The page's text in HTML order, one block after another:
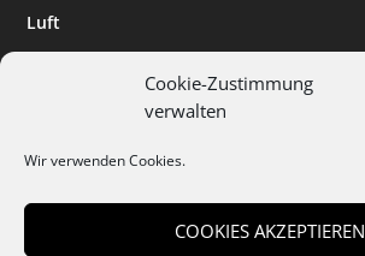
Cookie-Zustimmung
verwalten
Wir verwenden Cookies.
COOKIES AKZEPTIEREN
Luft
Digitalisierung